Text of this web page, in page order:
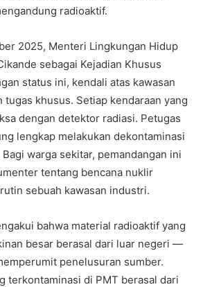
radioaktif.
2025, Menteri Lingkungan Hidup
sebagai Kejadian Khusus
status ini, kendali atas kawasan
tugas khusus. Setiap kendaraan yang
dengan detektor radiasi. Petugas
lengkap melakukan dekontaminasi
warga sekitar, pemandangan ini
tentang bencana nuklir
sebuah kawasan industri.
bahwa material radioaktif yang
besar berasal dari luar negeri —
penelusuran sumber.
terkontaminasi di PMT berasal dari